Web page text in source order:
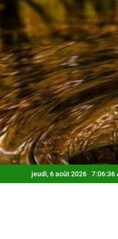
Skip
content
jeudi, 6 août 2026 7:06:37